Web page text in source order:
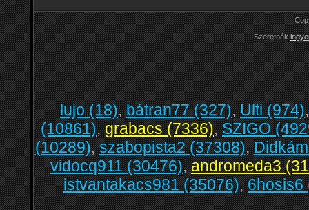
Szeretnék
lujo (18),bátran77 (327),Ulti (974)
(10861),grabacs (7336),SZIGO
(10289),szabopista2 (37308),
vidocq911 (30476),andromeda3
istvantakacs981 (35076),6hosis6